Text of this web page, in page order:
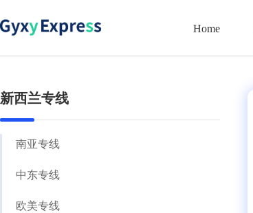
Home
新西兰专线
南亚专线
中东专线
欧美专线